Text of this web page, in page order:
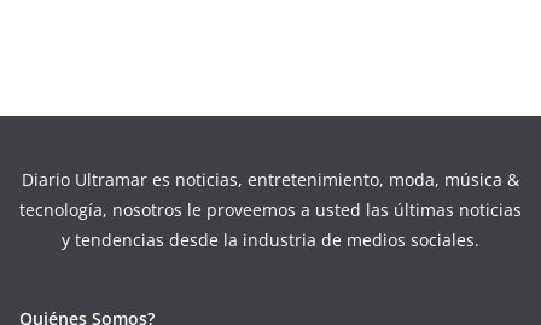
Diario Ultramar es noticias, entretenimiento, moda, música &
tecnología, nosotros le proveemos a usted las últimas noticias
y tendencias desde la industria de medios sociales.
Quiénes Somos?